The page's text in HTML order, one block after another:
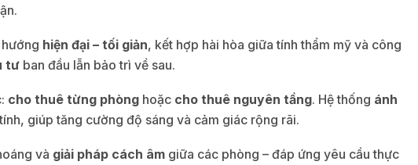
hiện đại – tối giản, kết hợp hài hòa giữa tính thẩm mỹ và công
tư ban đầu lẫn bảo trì về sau.
cho thuê từng phòng hoặc cho thuê nguyên tầng. Hệ thống ánh
giúp tăng cường độ sáng và cảm giác rộng rãi.
và giải pháp cách âm giữa các phòng – đáp ứng yêu cầu thực